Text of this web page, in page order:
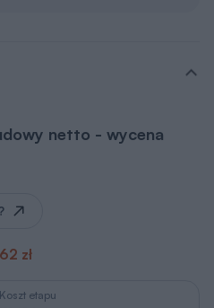
netto - wycena
zł
Koszt etapu